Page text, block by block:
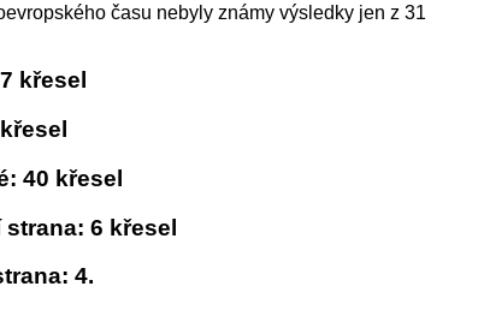
času nebyly známy výsledky jen z 31
křesel
40 křesel
6 křesel
4.